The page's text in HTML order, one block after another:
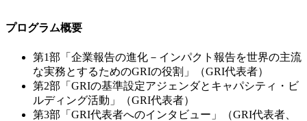
プログラム概要
第1部「企業報告の進化－インパクト報告を世界の主流
な実務とするためのGRIの役割」（GRI代表者）
第2部「GRIの基準設定アジェンダとキャパシティ・ビ
ルディング活動」（GRI代表者）
第3部「GRI代表者へのインタビュー」（GRI代表者、